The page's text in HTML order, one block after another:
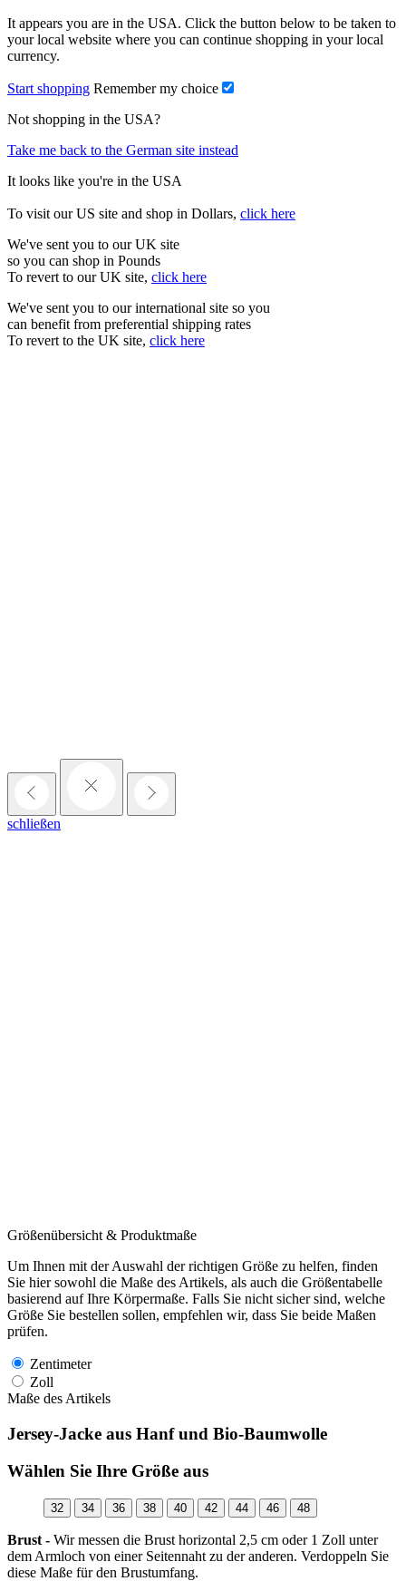
It appears you are in the USA. Click the button below to be taken to
your local website where you can continue shopping in your local
currency.
Start shopping Remember my choice
Not shopping in the USA?
Take me back to the German site instead
It looks like you're in the USA
To visit our US site and shop in Dollars, click here
We've sent you to our UK site
so you can shop in Pounds
To revert to our UK site, click here
We've sent you to our international site so you
can benefit from preferential shipping rates
To revert to the UK site, click here
schließen
Größenübersicht & Produktmaße
Um Ihnen mit der Auswahl der richtigen Größe zu helfen, finden
Sie hier sowohl die Maße des Artikels, als auch die Größentabelle
basierend auf Ihre Körpermaße. Falls Sie nicht sicher sind, welche
Größe Sie bestellen sollen, empfehlen wir, dass Sie beide Maßen
prüfen.
Zentimeter
Zoll
Maße des Artikels
Jersey-Jacke aus Hanf und Bio-Baumwolle
Wählen Sie Ihre Größe aus
32 34 36 38 40 42 44 46 48
Brust - Wir messen die Brust horizontal 2,5 cm oder 1 Zoll unter
dem Armloch von einer Seitennaht zu der anderen. Verdoppeln Sie
diese Maße für den Brustumfang.